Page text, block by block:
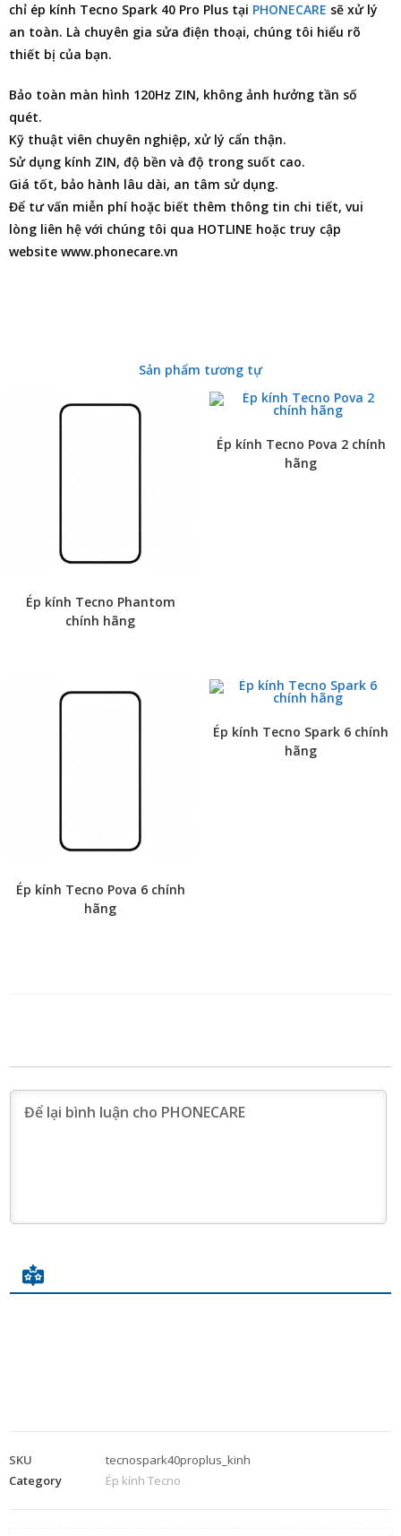
chỉ ép kính Tecno Spark 40 Pro Plus tại PHONECARE sẽ xử lý
an toàn. Là chuyên gia sửa điện thoại, chúng tôi hiểu rõ
thiết bị của bạn.
Bảo toàn màn hình 120Hz ZIN, không ảnh hưởng tần số
quét.
Kỹ thuật viên chuyên nghiệp, xử lý cẩn thận.
Sử dụng kính ZIN, độ bền và độ trong suốt cao.
Giá tốt, bảo hành lâu dài, an tâm sử dụng.
Để tư vấn miễn phí hoặc biết thêm thông tin chi tiết, vui
lòng liên hệ với chúng tôi qua HOTLINE hoặc truy cập
website www.phonecare.vn
Sản phẩm tương tự
Ép kính Tecno Phantom
chính hãng
Ép kính Tecno Pova 2 chính
hãng
Ép kính Tecno Pova 6 chính
hãng
Ép kính Tecno Spark 6 chính
hãng
SKU
tecnospark40proplus_kinh
Category
Ép kính Tecno